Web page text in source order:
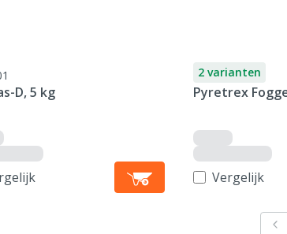
D, 5 kg
2 varianten
Pyretrex
Vergelijk